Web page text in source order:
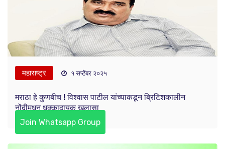
महाराष्ट्र १ सप्टेंबर २०२५
मराठा हे कुणबीच ! विश्वास पाटील यांच्याकडून ब्रिटिशकालीन
नोंदीमधून धक्कादायक खुलासा
Join Whatsapp Group